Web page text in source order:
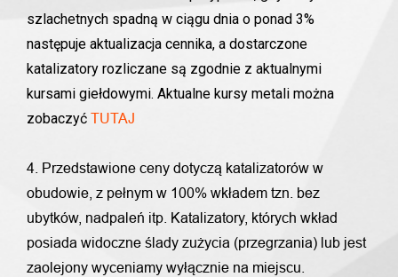
szlachetnych spadną w ciągu dnia o ponad 3%
następuje aktualizacja cennika, a dostarczone
katalizatory rozliczane są zgodnie z aktualnymi
kursami giełdowymi. Aktualne kursy metali można
zobaczyć TUTAJ
4. Przedstawione ceny dotyczą katalizatorów w
obudowie, z pełnym w 100% wkładem tzn. bez
ubytków, nadpaleń itp. Katalizatory, których wkład
posiada widoczne ślady zużycia (przegrzania) lub jest
zaolejony wyceniamy wyłącznie na miejscu.